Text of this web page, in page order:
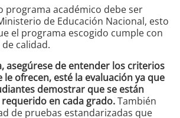
programa académico debe ser
de Educación Nacional, esto
el programa escogido cumple con
calidad.
asegúrese de entender los criterios
le ofrecen, esté la evaluación ya que
demostrar que se están
en cada grado.También
de pruebas estandarizadas que